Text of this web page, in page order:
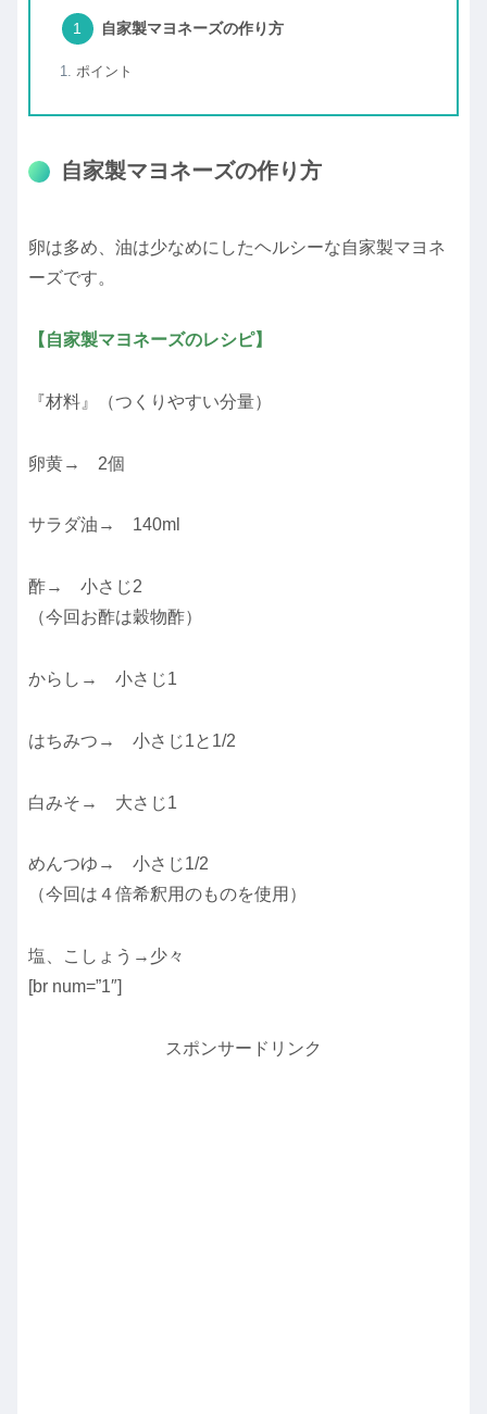
自家製マヨネーズの作り方
ポイント
自家製マヨネーズの作り方
卵は多め、油は少なめにしたヘルシーな自家製マヨネ
ーズです。
【自家製マヨネーズのレシピ】
『材料』（つくりやすい分量）
卵黄→ 2個
サラダ油→ 140ml
酢→ 小さじ2
（今回お酢は穀物酢）
からし→ 小さじ1
はちみつ→ 小さじ1と1/2
白みそ→ 大さじ1
めんつゆ→ 小さじ1/2
（今回は４倍希釈用のものを使用）
塩、こしょう→少々
[br num=”1″]
スポンサードリンク